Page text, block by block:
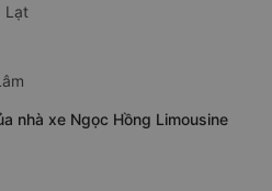
Lạt
nhà xe Ngọc Hồng Limousine